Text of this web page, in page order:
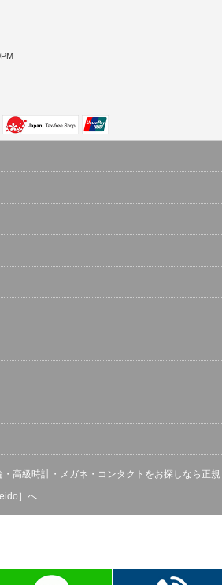
高級時計・メガネ・コンタクトをお探しなら正規
］へ